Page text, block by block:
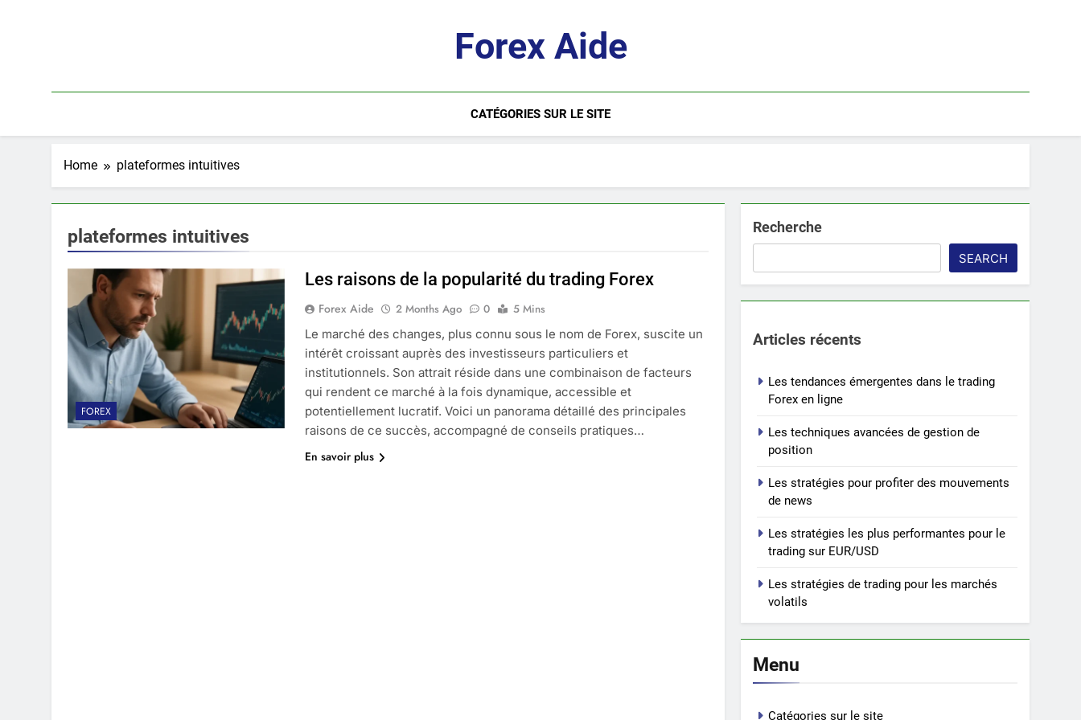
Forex Aide
CATÉGORIES SUR LE SITE
Home plateformes intuitives
plateformes intuitives
FOREX
Les raisons de la popularité du trading Forex
Forex Aide 2 Months Ago 0
5 Mins
Le marché des changes, plus connu sous le nom de Forex, suscite un
intérêt croissant auprès des investisseurs particuliers et
institutionnels. Son attrait réside dans une combinaison de facteurs
qui rendent ce marché à la fois dynamique, accessible et
potentiellement lucratif. Voici un panorama détaillé des principales
raisons de ce succès, accompagné de conseils pratiques…
En savoir plus
Recherche
SEARCH
Articles récents
Les tendances émergentes dans le trading
Forex en ligne
Les techniques avancées de gestion de
position
Les stratégies pour profiter des mouvements
de news
Les stratégies les plus performantes pour le
trading sur EUR/USD
Les stratégies de trading pour les marchés
volatils
Menu
Catégories sur le site